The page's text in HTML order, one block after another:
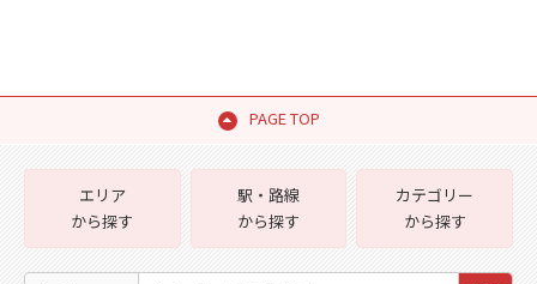
PAGE TOP
エリア
から探す
駅・路線
から探す
カテゴリー
から探す